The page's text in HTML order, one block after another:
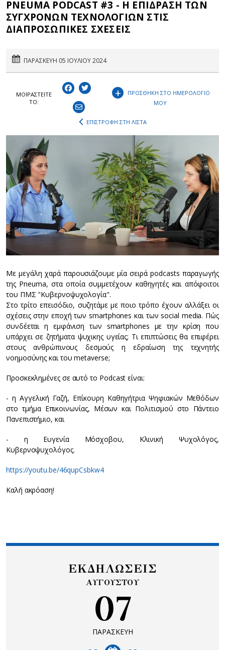
PNEUMA PODCAST #3 - Η ΕΠΙΔΡΑΣΗ ΤΩΝ
ΣΥΓΧΡΟΝΩΝ ΤΕΧΝΟΛΟΓΙΩΝ ΣΤΙΣ
ΔΙΑΠΡΟΣΩΠΙΚΕΣ ΣΧΕΣΕΙΣ
ΠΑΡΑΣΚΕΥΗ 05 ΙΟΥΛΙΟΥ 2024
ΜΟΙΡΑΣΤEIΤΕ
ΤΟ:
+
ΠΡΟΣΘΗΚΗ ΣΤΟ ΗΜΕΡΟΛΟΓΙΟ
ΜΟΥ
ΕΠΙΣΤΡΟΦΗ ΣΤΗ ΛΙΣΤΑ
Με μεγάλη χαρά παρουσιάζουμε μία σειρά podcasts παραγωγής
της Pneuma, στα οποία συμμετέχουν καθηγητές και απόφοιτοι
του ΠΜΣ "Κυβερνοψυχολογία".
Στο τρίτο επεισόδιο, συζητάμε με ποιο τρόπο έχουν αλλάξει οι
σχέσεις στην εποχή των smartphones και των social media. Πώς
συνδέεται η εμφάνιση των smartphones με την κρίση που
υπάρχει σε ζητήματα ψυχικης υγείας; Τι επιπτώσεις θα επιφέρει
στους ανθρώπινους δεσμούς η εδραίωση της τεχνητής
νοημοσύνης και του metaverse;
Προσκεκλημένες σε αυτό το Podcast είναι:
- η Αγγελική Γαζή, Επίκουρη Καθηγήτρια Ψηφιακών Μεθόδων
στο τμήμα Επικοινωνίας, Μέσων και Πολιτισμού στο Πάντειο
Πανεπιστήμιο, και
- η Ευγενία Μόσχοβου, Κλινική Ψυχολόγος,
Κυβερνοψυχολόγος.
https://youtu.be/46qupCsbkw4
Καλή ακρόαση!
ΕΚΔΗΛΩΣΕΙΣ
ΑΥΓΟΥΣΤΟΥ
07
ΠΑΡΑΣΚΕΥΗ